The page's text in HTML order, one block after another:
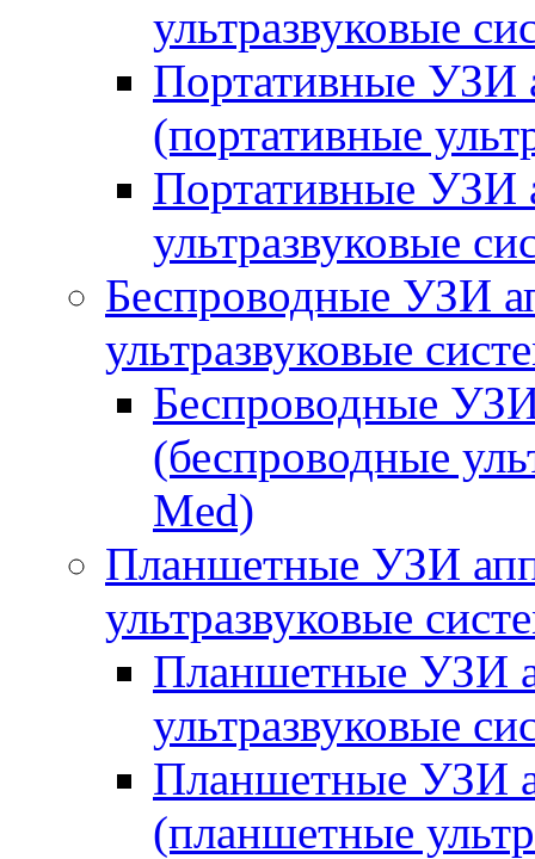
ультразвуковые
Портативные
(портативные
Портативные УЗИ
ультразвуковые
Беспроводные УЗИ
ультразвуковые
Беспроводные
(беспроводные
Med)
Планшетные УЗИ
ультразвуковые
Планшетные УЗИ
ультразвуковые
Планшетные УЗИ
(планшетные